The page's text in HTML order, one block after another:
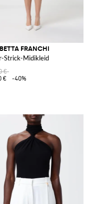
FRANCHI
Strick-Midikleid
€
€
-40%